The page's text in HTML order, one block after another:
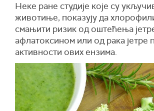
Неке ране студије које су
животиње, показују да
смањити ризик од оштећења
афлатоксином или од рака
активности ових ензима.